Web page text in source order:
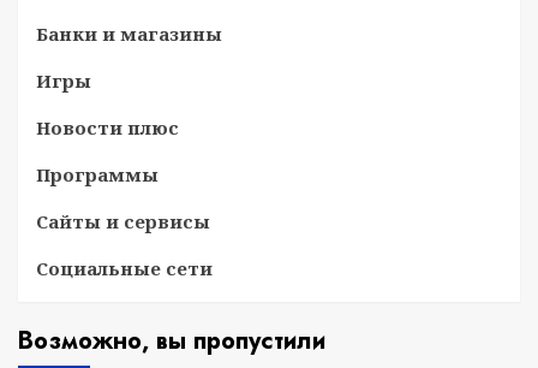
Банки и магазины
Игры
Новости плюс
Программы
Сайты и сервисы
Социальные сети
Возможно, вы пропустили